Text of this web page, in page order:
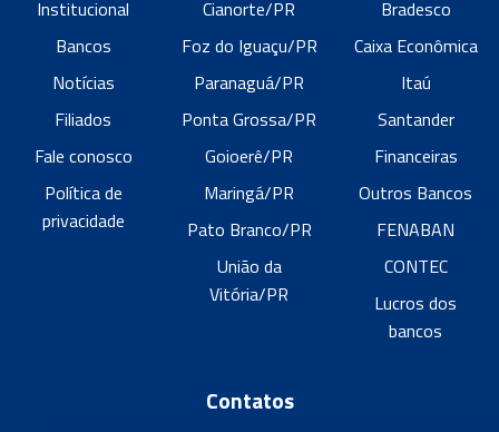
Institucional
Bancos
Notícias
Filiados
Fale conosco
Política de
privacidade
Cianorte/PR
Foz do Iguaçu/PR
Paranaguá/PR
Ponta Grossa/PR
Goioerê/PR
Maringá/PR
Pato Branco/PR
União da
Vitória/PR
Bradesco
Caixa Econômica
Itaú
Santander
Financeiras
Outros Bancos
FENABAN
CONTEC
Lucros dos
bancos
Contatos